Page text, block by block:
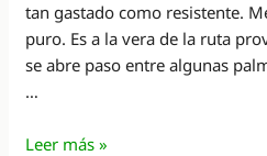
tan gastado como resistente.
puro. Es a la vera de la ruta
se abre paso entre algunas
…
El
Leer más »